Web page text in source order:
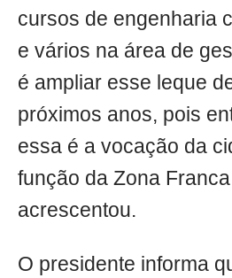
cursos de engenharia
e vários na área de
é ampliar esse leque
próximos anos, pois
essa é a vocação da
função da Zona
acrescentou.
O presidente informa